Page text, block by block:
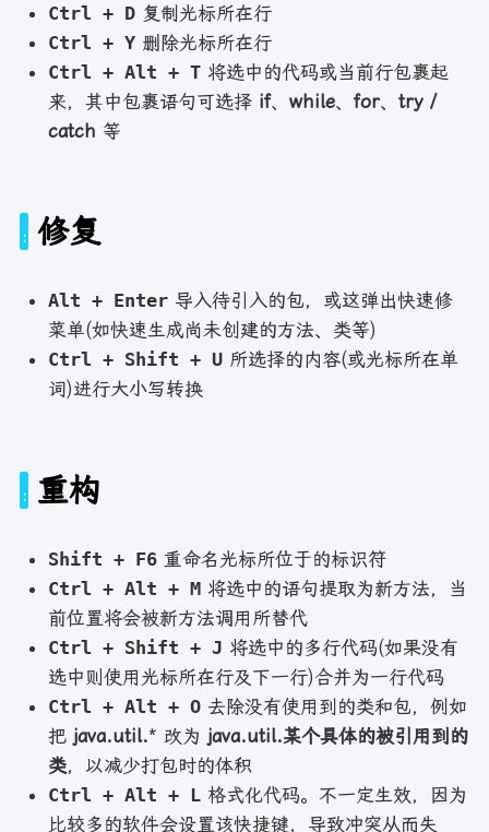
Ctrl + D复制光标所在行
Ctrl + Y删除光标所在行
Ctrl + Alt + T将选中的代码或当前行包裹起
来，其中包裹语句可选择 if、 while、 for、 try /
catch 等
修复
Alt + Enter导入待引入的包，或这弹出快速修
菜单(如快速生成尚未创建的方法、类等)
Ctrl + Shift + U所选择的内容(或光标所在单
词)进行大小写转换
重构
Shift + F6重命名光标所位于的标识符
Ctrl + Alt + M将选中的语句提取为新方法，当
前位置将会被新方法调用所替代
Ctrl + Shift + J 将选中的多行代码(如果没有
选中则使用光标所在行及下一行)合并为一行代码
Ctrl + Alt + O去除没有使用到的类和包，例如
把 java.util.* 改为 java.util.某个具体的被引用到的
类，以减少打包时的体积
Ctrl + Alt + L格式化代码。不一定生效，因为
比较多的软件会设置该快捷键，导致冲突从而失